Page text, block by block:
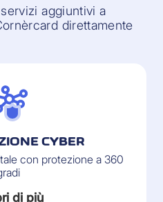
aggiuntivi a
direttamente
CYBER
con protezione a 360
di più